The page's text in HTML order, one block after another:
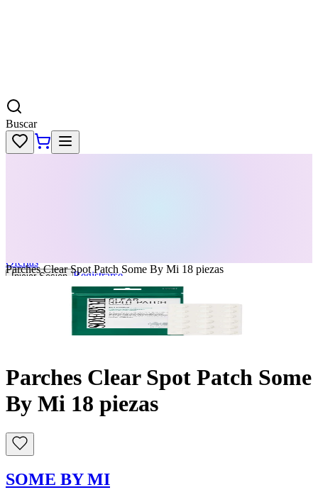
Buscar
Ofertas
Iniciar Sesion Registrarse
Parches Clear Spot Patch Some By Mi 18 piezas
Parches Clear Spot Patch Some
By Mi 18 piezas
SOME BY MI